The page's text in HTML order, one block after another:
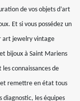
de vos objets d’art
Et si vous possédez un
art jewelry vintage
bijoux à Saint Mariens
connaissances de
remettre en état tous
diagnostic, les équipes